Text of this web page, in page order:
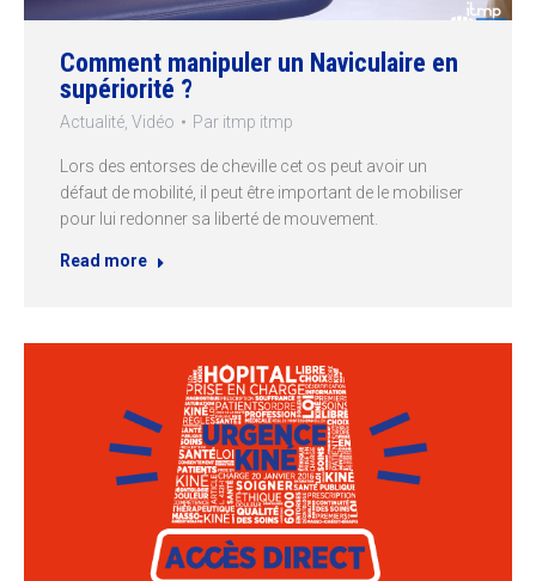
Comment manipuler un Naviculaire en
supériorité ?
Actualité Vidéo Par itmp itmp
Lors des entorses de cheville cet os peut avoir un
défaut de mobilité, il peut être important de le mobiliser
pour lui redonner sa liberté de mouvement.
Read more